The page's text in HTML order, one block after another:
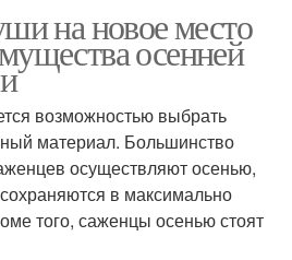
на новое место
осенней
возможностью выбрать
материал. Большинство
осуществляют осенью,
в максимально
того, саженцы осенью стоят